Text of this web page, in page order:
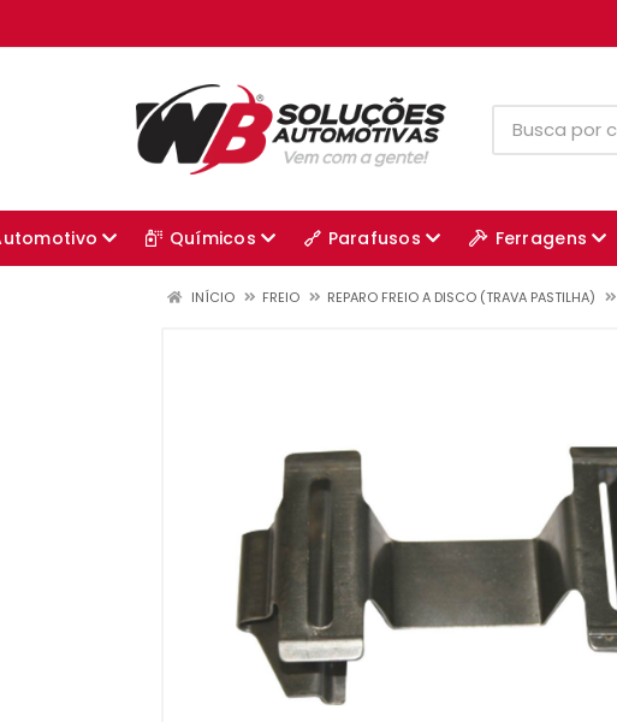
Químicos Parafusos Ferragens
INÍCIO FREIO REPARO FREIO A DISCO (TRAVA PASTILHA)